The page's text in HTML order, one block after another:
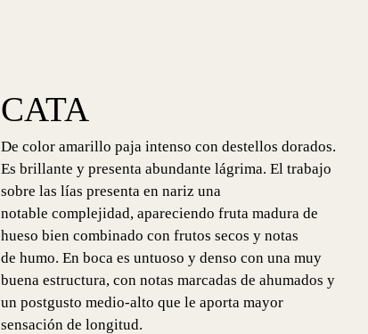
CATA
De color amarillo paja intenso con destellos dorados.
Es brillante y presenta abundante lágrima. El trabajo
sobre las lías presenta en nariz una
notable complejidad, apareciendo fruta madura de
hueso bien combinado con frutos secos y notas
de humo. En boca es untuoso y denso con una muy
buena estructura, con notas marcadas de ahumados y
un postgusto medio-alto que le aporta mayor
sensación de longitud.